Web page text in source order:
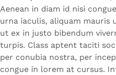
Aenean in diam id nisi
urna iaculis, aliquam mauris
ut ex in justo bibendum
turpis. Class aptent taciti
per conubia nostra, per
congue in lorem at cursus.